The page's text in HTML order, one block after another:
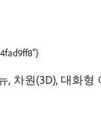
차원(3D), 대화형